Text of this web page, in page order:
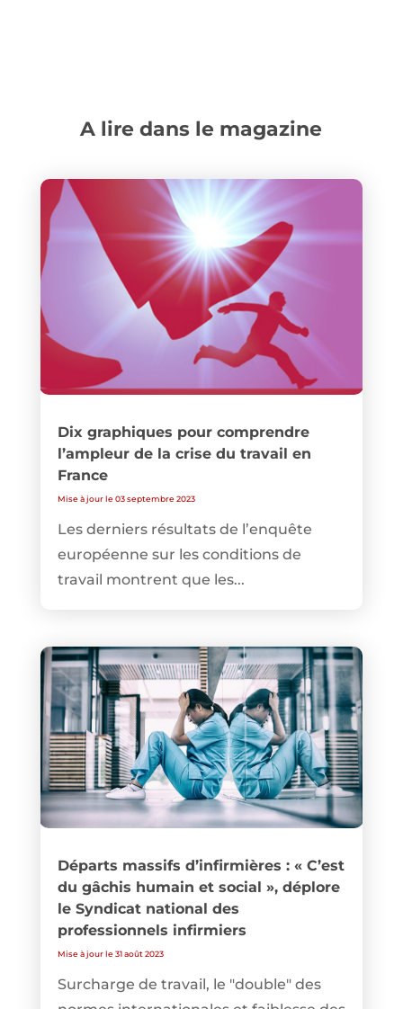
A lire dans le magazine
Dix graphiques pour comprendre
l’ampleur de la crise du travail en
France
Mise à jour le 03 septembre 2023
Les derniers résultats de l’enquête
européenne sur les conditions de
travail montrent que les...
Départs massifs d’infirmières : « C’est
du gâchis humain et social », déplore
le Syndicat national des
professionnels infirmiers
Mise à jour le 31 août 2023
Surcharge de travail, le "double" des